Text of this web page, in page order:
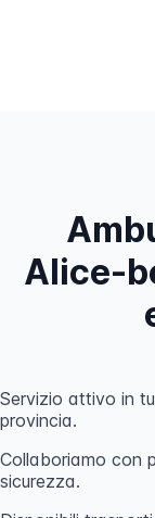
Alice-
Servizio attivo in
provincia.
Collaboriamo con
sicurezza.